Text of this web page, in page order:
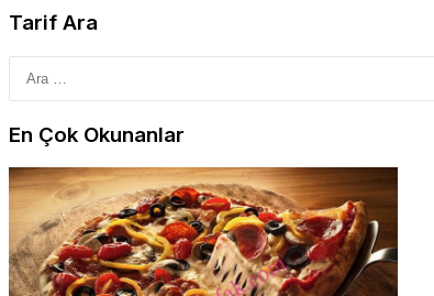
Tarif Ara
En Çok Okunanlar